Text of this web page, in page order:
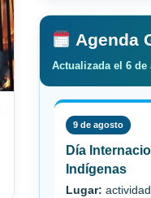
Agenda
Actualizada el 6 de
9 de agosto
Día
Indígenas
Lugar: